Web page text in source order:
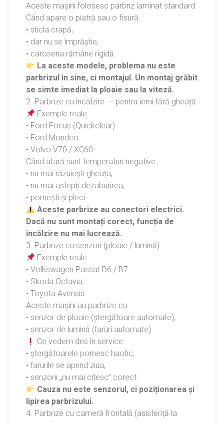
Aceste mașini folosesc parbriz laminat standard.
Când apare o piatră sau o fisură:
• sticla crapă,
• dar nu se împrăștie,
• caroseria rămâne rigidă.
La aceste modele, problema nu este
parbrizul în sine, ci montajul. Un montaj grăbit
se simte imediat la ploaie sau la viteză.
2. Parbrize cu încălzire – pentru ierni fără gheață
Exemple reale:
• Ford Focus (Quickclear)
• Ford Mondeo
• Volvo V70 / XC60
Când afară sunt temperaturi negative:
• nu mai răzuiești gheața,
• nu mai aștepți dezaburirea,
• pornești și pleci.
Aceste parbrize au conectori electrici.
Dacă nu sunt montați corect, funcția de
încălzire nu mai lucrează.
3. Parbrize cu senzori (ploaie / lumină)
Exemple reale:
• Volkswagen Passat B6 / B7
• Skoda Octavia
• Toyota Avensis
Aceste mașini au parbrize cu:
• senzor de ploaie (ștergătoare automate),
• senzor de lumină (faruri automate).
Ce vedem des în service:
• ștergătoarele pornesc haotic,
• farurile se aprind ziua,
• senzorii „nu mai citesc” corect.
Cauza nu este senzorul, ci poziționarea și
lipirea parbrizului.
4. Parbrize cu cameră frontală (asistență la